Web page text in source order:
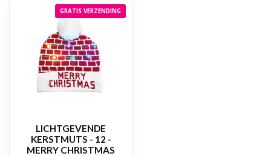
GRATIS VERZENDING
LICHTGEVENDE
KERSTMUTS - 12 -
MERRY CHRISTMAS